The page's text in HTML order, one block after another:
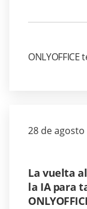
28 de agosto
La vuelta
la IA para